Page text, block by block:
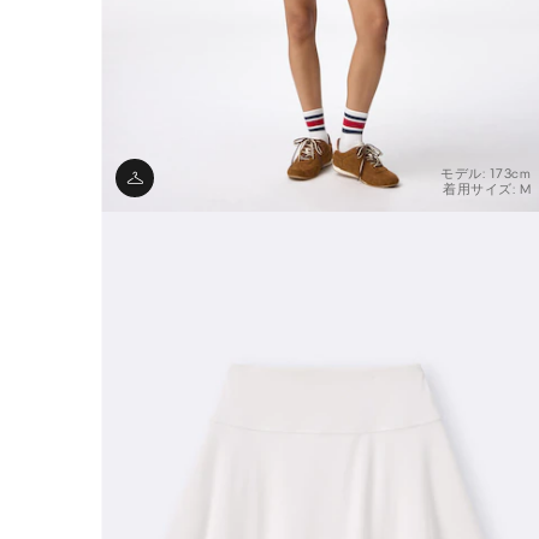
モデル: 173cm
着用サイズ: M